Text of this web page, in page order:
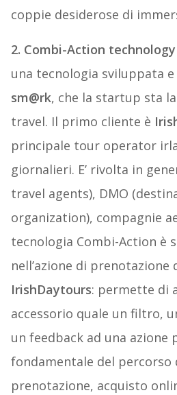
coppie desiderose di
2. Combi-Action technology
una tecnologia sviluppata
sm@rk, che la startup sta
travel. Il primo cliente è
principale tour operator
giornalieri. E’ rivolta in
travel agents), DMO
organization), compagnie
tecnologia Combi-Action è
nell’azione di prenotazione
IrishDaytours: permette di
accessorio quale un filtro,
un feedback ad una azione
fondamentale del percorso
prenotazione, acquisto